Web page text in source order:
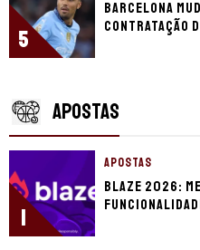
5
Barcelona
contratação
APOSTAS
1
APOSTAS
Blaze 2026: